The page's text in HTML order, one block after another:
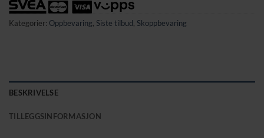
Kategorier: Oppbevaring, Siste tilbud, Skoppbevaring
BESKRIVELSE
TILLEGGSINFORMASJON